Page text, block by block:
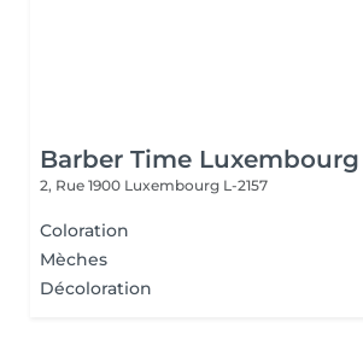
Barber Time Luxembourg
2, Rue 1900 Luxembourg L-2157
Coloration
Mèches
Décoloration